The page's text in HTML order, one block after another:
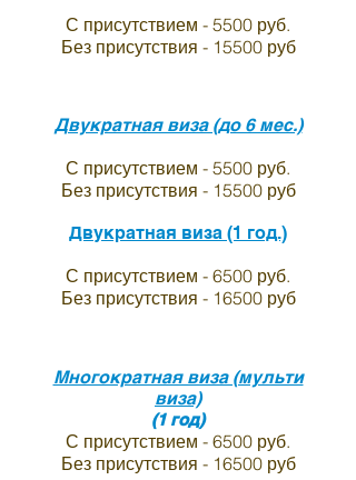
С присутствием - 5500 руб.
Без присутствия - 15500 руб
Двукратная виза (до 6 мес.)
С присутствием - 5500 руб.
Без присутствия - 15500 руб
Двукратная виза (1 год.)
С присутствием - 6500 руб.
Без присутствия - 16500 руб
Многократная виза (мульти
виза)
(1 год)
С присутствием - 6500 руб.
Без присутствия - 16500 руб